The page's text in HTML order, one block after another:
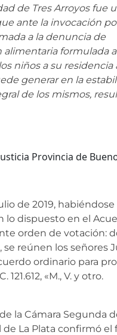
de Tres Arroyos fue
ante la invocación
a la denuncia de
formulada a
niños a su residencia
generar en la
de los mismos,
Provincia de
de 2019, habiéndose
dispuesto en el
orden de votación:
se reúnen los señores
ordinario para
«M., V. y otro.
de la Cámara Segunda
La Plata confirmó el